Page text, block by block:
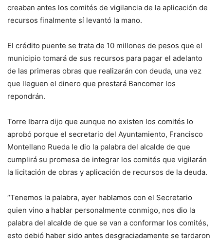
creaban antes los comités de vigilancia de la aplicación de
recursos finalmente sí levantó la mano.
El crédito puente se trata de 10 millones de pesos que el
municipio tomará de sus recursos para pagar el adelanto
de las primeras obras que realizarán con deuda, una vez
que lleguen el dinero que prestará Bancomer los
repondrán.
Torre Ibarra dijo que aunque no existen los comités lo
aprobó porque el secretario del Ayuntamiento, Francisco
Montellano Rueda le dio la palabra del alcalde de que
cumplirá su promesa de integrar los comités que vigilarán
la licitación de obras y aplicación de recursos de la deuda.
“Tenemos la palabra, ayer hablamos con el Secretario
quien vino a hablar personalmente conmigo, nos dio la
palabra del alcalde de que se van a conformar los comités,
esto debió haber sido antes desgraciadamente se tardaron